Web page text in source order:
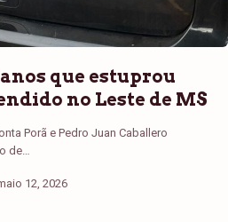
que estuprou
no Leste de MS
Porã e Pedro Juan Caballero
de…
12, 2026